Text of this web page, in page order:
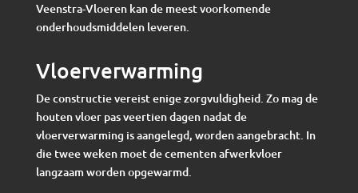
Veenstra-Vloeren kan de meest voorkomende
onderhoudsmiddelen leveren.
Vloerverwarming
De constructie vereist enige zorgvuldigheid. Zo mag de
houten vloer pas veertien dagen nadat de
vloerverwarming is aangelegd, worden aangebracht. In
die twee weken moet de cementen afwerkvloer
langzaam worden opgewarmd.